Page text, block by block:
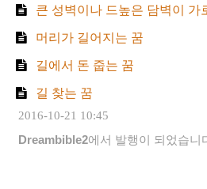
큰 성벽이나 드높은 담벽이 가로막
머리가 길어지는 꿈
길에서 돈 줍는 꿈
길 찾는 꿈
2016-10-21 10:45
Dreambible2에서 발행이 되었습니